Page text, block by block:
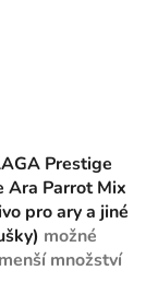
Prestige
Ara Parrot Mix
pro ary a jiné
možné
množství